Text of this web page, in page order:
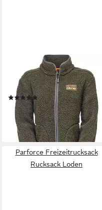
PARFORCE
Fleecejacke Damen Isolation-
Faserpelzjacke Hatz-Watz
(1)
64,99 € 119,99 €
-46%
lieferbar - in 2-3 Werktagen bei dir
Parforce Freizeitrucksack
Rucksack Loden